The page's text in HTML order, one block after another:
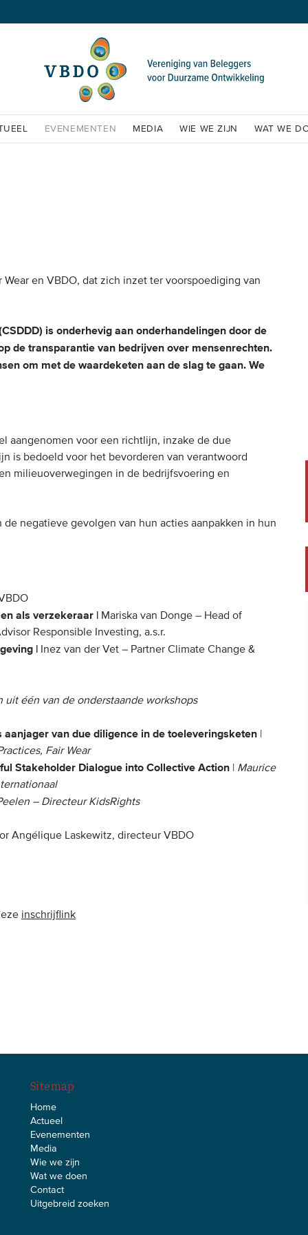
EVENEMENTEN MEDIA WIE WE ZIJN WAT WE
en VBDO, dat zich inzet ter voorspoediging van
is onderhevig aan onderhandelingen door de
de transparantie van bedrijven over mensenrechten.
om met de waardeketen aan de slag te gaan. We
aangenomen voor een richtlijn, inzake de due
is bedoeld voor het bevorderen van verantwoord
milieuoverwegingen in de bedrijfsvoering en
negatieve gevolgen van hun acties aanpakken in hun
als verzekeraar |
Mariska van Donge – Head of
Responsible Investing, a.s.r.
|
Inez van der Vet – Partner Climate Change &
uit één van de onderstaande workshops
van due diligence in de toeleveringsketen
Fair Wear
Stakeholder Dialogue into Collective Action
Maurice
– Directeur KidsRights
Angélique Laskewitz, directeur VBDO
inschrijflink
Sitemap
Home
Actueel
Evenementen
Media
Wie we zijn
Wat we doen
Contact
Uitgebreid zoeken